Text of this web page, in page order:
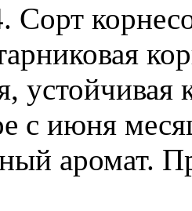
устойчивая
с июня
аромат.